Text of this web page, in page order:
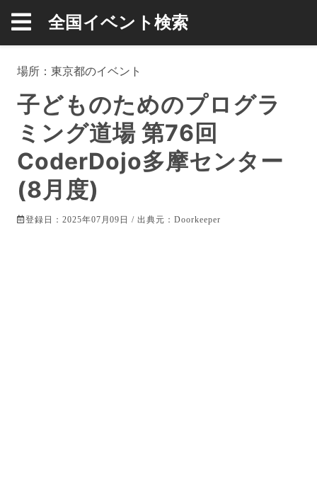
全国イベント検索
場所： 東京都のイベント
子どものためのプログラ
ミング道場 第76回
CoderDojo多摩センター
(8月度)
登録日：2025年07月09日 / 出典元：Doorkeeper